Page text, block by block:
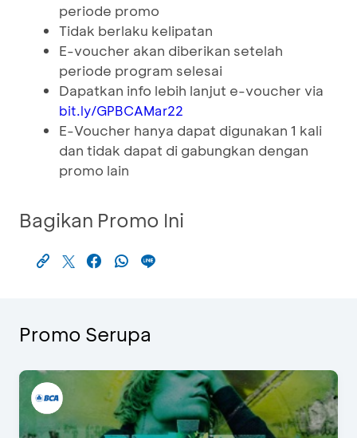
periode promo
Tidak berlaku kelipatan
E-voucher akan diberikan setelah
periode program selesai
Dapatkan info lebih lanjut e-voucher via
bit.ly/GPBCAMar22
E-Voucher hanya dapat digunakan 1 kali
dan tidak dapat di gabungkan dengan
promo lain
Bagikan Promo Ini
Promo Serupa